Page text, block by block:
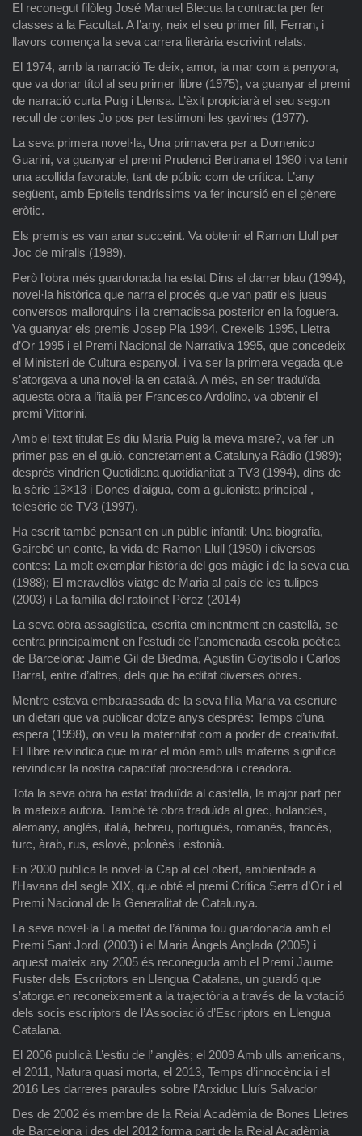
El reconegut filòleg José Manuel Blecua la contracta per fer
classes a la Facultat. A l’any, neix el seu primer fill, Ferran, i
llavors comença la seva carrera literària escrivint relats.
El 1974, amb la narració Te deix, amor, la mar com a penyora,
que va donar títol al seu primer llibre (1975), va guanyar el premi
de narració curta Puig i Llensa. L’èxit propiciarà el seu segon
recull de contes Jo pos per testimoni les gavines (1977).
La seva primera novel·la, Una primavera per a Domenico
Guarini, va guanyar el premi Prudenci Bertrana el 1980 i va tenir
una acollida favorable, tant de públic com de crítica. L’any
següent, amb Epitelis tendríssims va fer incursió en el gènere
eròtic.
Els premis es van anar succeint. Va obtenir el Ramon Llull per
Joc de miralls (1989).
Però l’obra més guardonada ha estat Dins el darrer blau (1994),
novel·la històrica que narra el procés que van patir els jueus
conversos mallorquins i la cremadissa posterior en la foguera.
Va guanyar els premis Josep Pla 1994, Crexells 1995, Lletra
d’Or 1995 i el Premi Nacional de Narrativa 1995, que concedeix
el Ministeri de Cultura espanyol, i va ser la primera vegada que
s’atorgava a una novel·la en català. A més, en ser traduïda
aquesta obra a l’italià per Francesco Ardolino, va obtenir el
premi Vittorini.
Amb el text titulat Es diu Maria Puig la meva mare?, va fer un
primer pas en el guió, concretament a Catalunya Ràdio (1989);
després vindrien Quotidiana quotidianitat a TV3 (1994), dins de
la sèrie 13×13 i Dones d’aigua, com a guionista principal ,
telesèrie de TV3 (1997).
Ha escrit també pensant en un públic infantil: Una biografia,
Gairebé un conte, la vida de Ramon Llull (1980) i diversos
contes: La molt exemplar història del gos màgic i de la seva cua
(1988); El meravellós viatge de Maria al país de les tulipes
(2003) i La família del ratolinet Pérez (2014)
La seva obra assagística, escrita eminentment en castellà, se
centra principalment en l’estudi de l’anomenada escola poètica
de Barcelona: Jaime Gil de Biedma, Agustín Goytisolo i Carlos
Barral, entre d’altres, dels que ha editat diverses obres.
Mentre estava embarassada de la seva filla Maria va escriure
un dietari que va publicar dotze anys després: Temps d’una
espera (1998), on veu la maternitat com a poder de creativitat.
El llibre reivindica que mirar el món amb ulls materns significa
reivindicar la nostra capacitat procreadora i creadora.
Tota la seva obra ha estat traduïda al castellà, la major part per
la mateixa autora. També té obra traduïda al grec, holandès,
alemany, anglès, italià, hebreu, portuguès, romanès, francès,
turc, àrab, rus, eslovè, polonès i estonià.
En 2000 publica la novel·la Cap al cel obert, ambientada a
l’Havana del segle XIX, que obté el premi Crítica Serra d’Or i el
Premi Nacional de la Generalitat de Catalunya.
La seva novel·la La meitat de l’ànima fou guardonada amb el
Premi Sant Jordi (2003) i el Maria Àngels Anglada (2005) i
aquest mateix any 2005 és reconeguda amb el Premi Jaume
Fuster dels Escriptors en Llengua Catalana, un guardó que
s’atorga en reconeixement a la trajectòria a través de la votació
dels socis escriptors de l’Associació d’Escriptors en Llengua
Catalana.
El 2006 publicà L’estiu de l’ anglès; el 2009 Amb ulls americans,
el 2011, Natura quasi morta, el 2013, Temps d’innocència i el
2016 Les darreres paraules sobre l’Arxiduc Lluís Salvador
Des de 2002 és membre de la Reial Acadèmia de Bones Lletres
de Barcelona i des del 2012 forma part de la Reial Acadèmia